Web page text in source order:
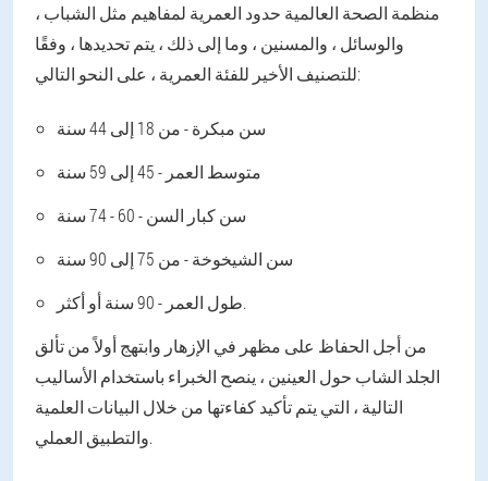
منظمة الصحة العالمية حدود العمرية لمفاهيم مثل الشباب ،
والوسائل ، والمسنين ، وما إلى ذلك ، يتم تحديدها ، وفقًا
للتصنيف الأخير للفئة العمرية ، على النحو التالي:
سن مبكرة - من 18 إلى 44 سنة
متوسط العمر - 45 إلى 59 سنة
سن كبار السن - 60 - 74 سنة
سن الشيخوخة - من 75 إلى 90 سنة
طول العمر - 90 سنة أو أكثر.
من أجل الحفاظ على مظهر في الإزهار وابتهج أولاً من تألق
الجلد الشاب حول العينين ، ينصح الخبراء باستخدام الأساليب
التالية ، التي يتم تأكيد كفاءتها من خلال البيانات العلمية
والتطبيق العملي.